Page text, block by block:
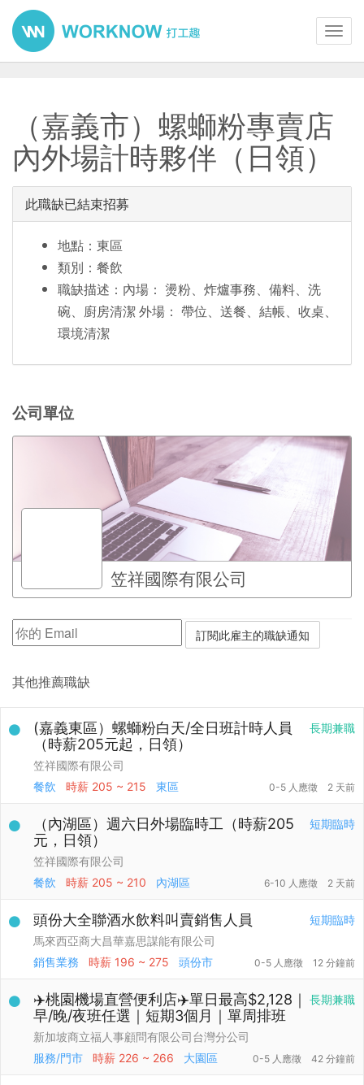
（嘉義市）螺螄粉專賣店
內外場計時夥伴（日領）
此職缺已結束招募
地點：東區
類別：餐飲
職缺描述：內場： 燙粉、炸爐事務、備料、洗
碗、廚房清潔 外場： 帶位、送餐、結帳、收桌、
環境清潔
公司單位
笠祥國際有限公司
其他推薦職缺
長期兼職
(嘉義東區）螺螄粉白天/全日班計時人員
（時薪205元起，日領）
笠祥國際有限公司
餐飲
時薪 205 ~ 215 東區 0-5 人應徵 2 天前
短期臨時
（內湖區）週六日外場臨時工（時薪205
元，日領）
笠祥國際有限公司
餐飲
時薪 205 ~ 210 內湖區 6-10 人應徵 2 天前
短期臨時
頭份大全聯酒水飲料叫賣銷售人員
馬來西亞商大昌華嘉思謀能有限公司
銷售業務
時薪 196 ~ 275 頭份市 0-5 人應徵 12 分鐘前
長期兼職
✈️桃園機場直營便利店✈️單日最高$2,128｜
早/晚/夜班任選｜短期3個月｜單周排班
新加坡商立福人事顧問有限公司台灣分公司
服務/門市
時薪 226 ~ 266 大園區 0-5 人應徵 42 分鐘前